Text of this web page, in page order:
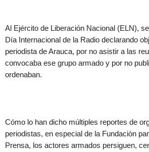
Al Ejército de Liberación Nacional (ELN),
Día Internacional de la Radio declarando
periodista de Arauca, por no asistir a las
convocaba ese grupo armado y por no
ordenaban.
Cómo lo han dicho múltiples reportes de
periodistas, en especial de la Fundación
Prensa, los actores armados persiguen,